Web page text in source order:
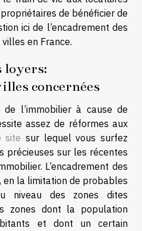
de bénéficier de
ici de l’encadrement des
en France.
loyers:
concernées
l’immobilier à cause de
assez de réformes aux
site sur lequel vous surfez
précieuses sur les récentes
L’encadrement des
en la limitation de probables
niveau des zones dites
zones dont la population
et dont un certain